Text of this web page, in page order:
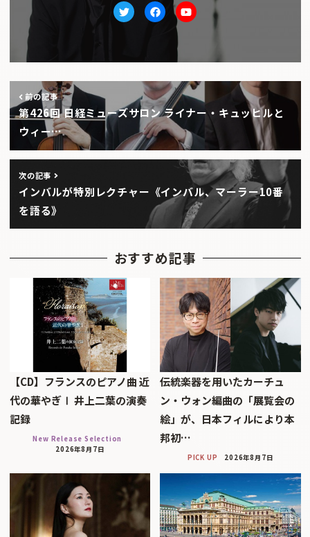
TwitterfacebookYoutube
前の記事
第426回 日経ミューズサロン ライナー・キュッヒルと
ウィー…
次の記事
インバルが特別レクチャー《インバル、マーラー10番
を語る》
おすすめ記事
【CD】フランスのピアノ曲 近
代の華やぎⅠ 井上二葉の演奏
記録
New Release Selection
2026年8月7日
伝統楽器を用いたカーチュ
ン・ウォン編曲の「展覧会の
絵」が、日本フィルにより本
邦初…
PICK UP 2026年8月7日